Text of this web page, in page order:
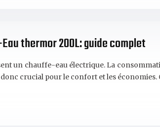
thermor 200L: guide complet
un chauffe-eau électrique. La
crucial pour le confort et les économies.